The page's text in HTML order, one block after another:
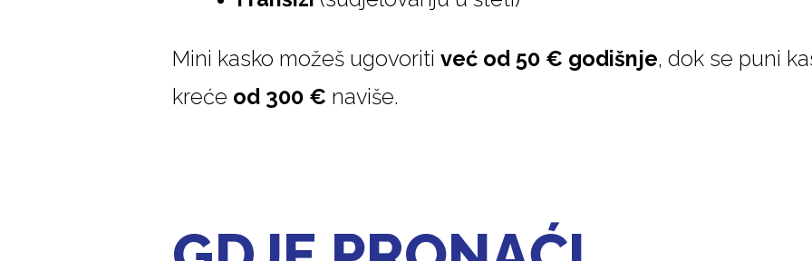
Mini kasko možeš ugovoriti već od 50 € godišnje, dok se puni
kreće od 300 € naviše.